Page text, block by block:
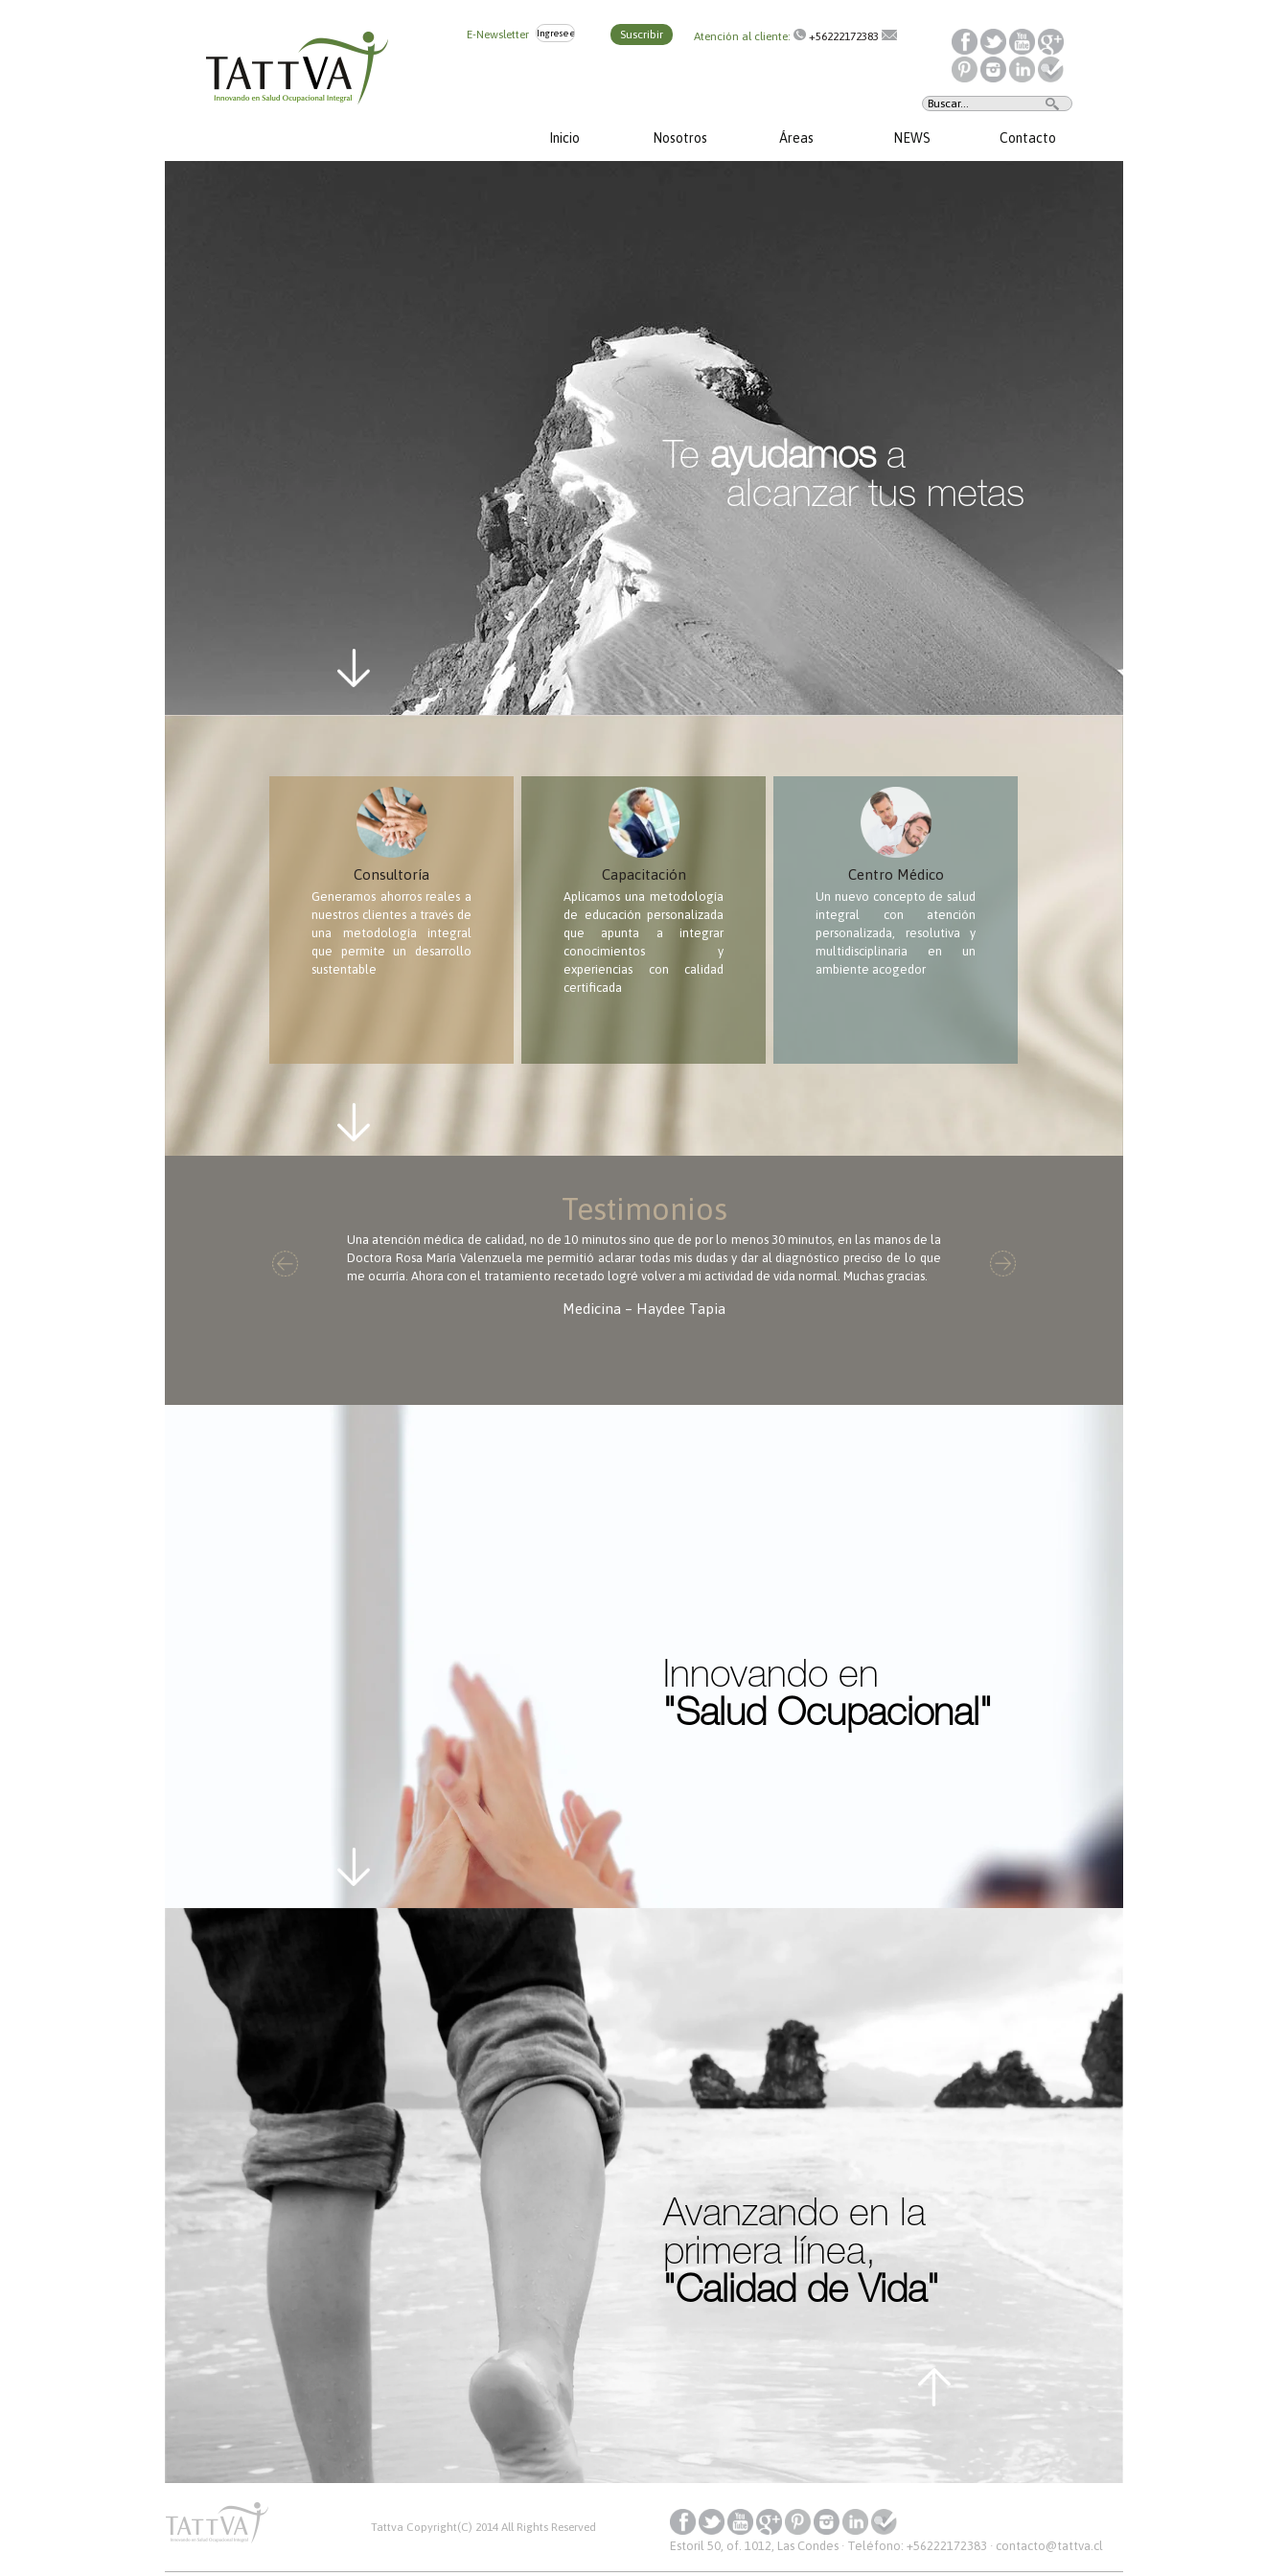
E-Newsletter Suscribir Atención al cliente: +56222172383
Inicio Nosotros Áreas NEWS Contacto
Teayudamosa
alcanzar tus metas
Consultoría
Generamos ahorros reales a
nuestros clientes a través de
una metodología integral
que permite un desarrollo
sustentable
Capacitación
Aplicamos una metodología
de educación personalizada
que apunta a integrar
conocimientos y
experiencias con calidad
certificada
Centro Médico
Un nuevo concepto de salud
integral con atención
personalizada, resolutiva y
multidisciplinaria en un
ambiente acogedor
Testimonios
Una atención médica de calidad, no de 10 minutos sino que de por lo menos 30 minutos, en las manos de la
Doctora Rosa María Valenzuela me permitió aclarar todas mis dudas y dar al diagnóstico preciso de lo que
me ocurría. Ahora con el tratamiento recetado logré volver a mi actividad de vida normal. Muchas gracias.
Medicina – Haydee Tapia
Innovando en
"Salud Ocupacional"
Avanzando en la
primera línea,
"Calidad de Vida"
Tattva Copyright(C) 2014 All Rights Reserved
Estoril 50, of. 1012, Las Condes · Teléfono:+56222172383 · contacto@tattva.cl